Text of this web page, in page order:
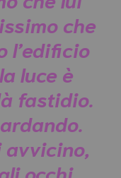
che
l’edificio
luce è
fastidio.
avvicino,
occhi